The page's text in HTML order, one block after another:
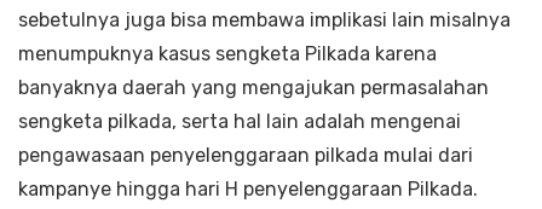
sebetulnya juga bisa membawa implikasi lain misalnya
menumpuknya kasus sengketa Pilkada karena
banyaknya daerah yang mengajukan permasalahan
sengketa pilkada, serta hal lain adalah mengenai
pengawasaan penyelenggaraan pilkada mulai dari
kampanye hingga hari H penyelenggaraan Pilkada.